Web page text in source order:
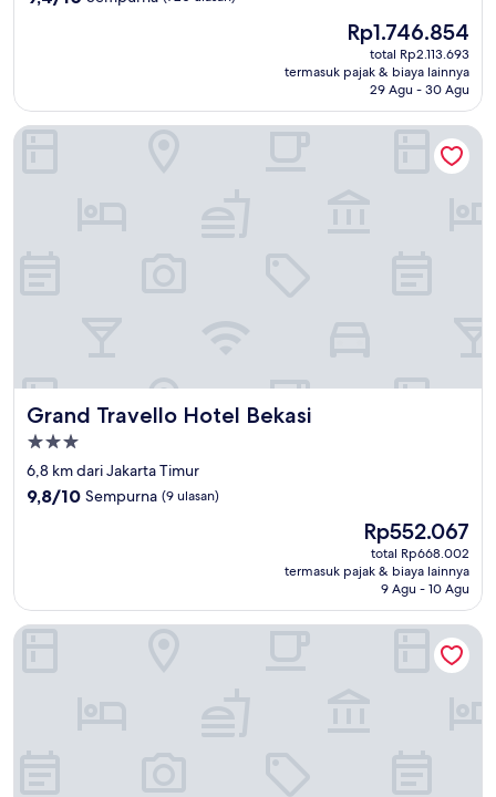
Harga
sekarang
Rp1.746.854
Rp1.746.854
total Rp2.113.693
termasuk pajak & biaya lainnya
29 Agu - 30 Agu
Grand Travello Hotel Bekasi
Grand Travello Hotel Bekasi
Properti
bintang
3.0
6,8 km dari Jakarta Timur
9.8
9,8/10 Sempurna (9 ulasan)
Harga
sekarang
Rp552.067
Rp552.067
total Rp668.002
termasuk pajak & biaya lainnya
9 Agu - 10 Agu
Grand Travello Hotel Bekasi
DoubleTree by Hilton Jakarta - Diponegoro